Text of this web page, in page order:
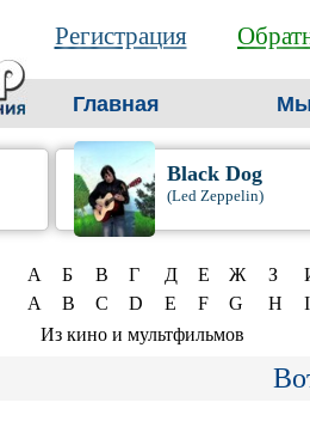
Регистрация
Главная
Black Dog
(Led Zeppelin)
А Б В Г Д Е Ж З
A B C D E F G H I
Из кино и мультфильмов